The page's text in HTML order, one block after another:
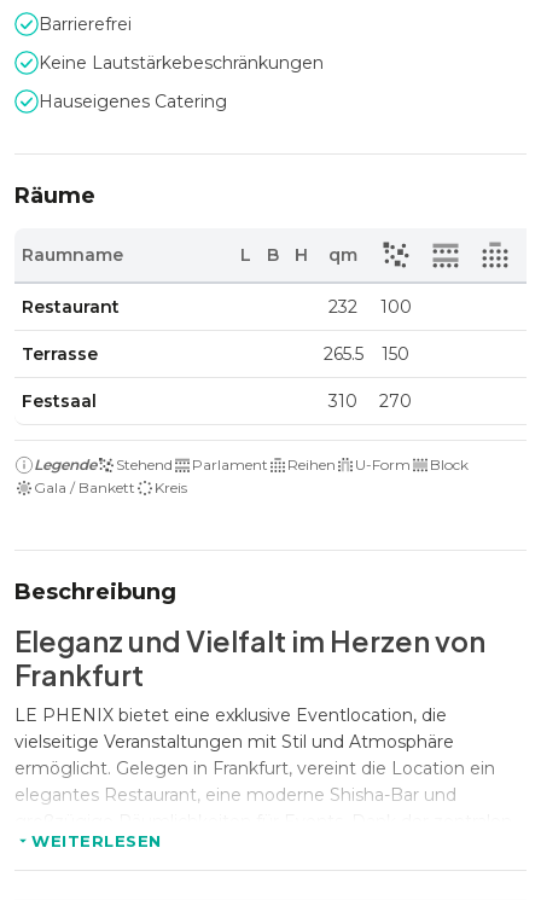
Barrierefrei
Keine Lautstärkebeschränkungen
Hauseigenes Catering
Räume
Raumname L B H qm
Restaurant 232 100
Terrasse 265.5 150
Festsaal 310 270
Legende Stehend Parlament Reihen U-Form
Block
Gala / Bankett
Kreis
Beschreibung
Eleganz und Vielfalt im Herzen von
Frankfurt
LE PHENIX bietet eine exklusive Eventlocation, die
vielseitige Veranstaltungen mit Stil und Atmosphäre
ermöglicht. Gelegen in Frankfurt, vereint die Location ein
elegantes Restaurant, eine moderne Shisha-Bar und
Lage ist LE PHENIX für Gäste bequem erreichbar und
bietet den perfekten Rahmen für besondere Anlässe.
WEITERLESEN